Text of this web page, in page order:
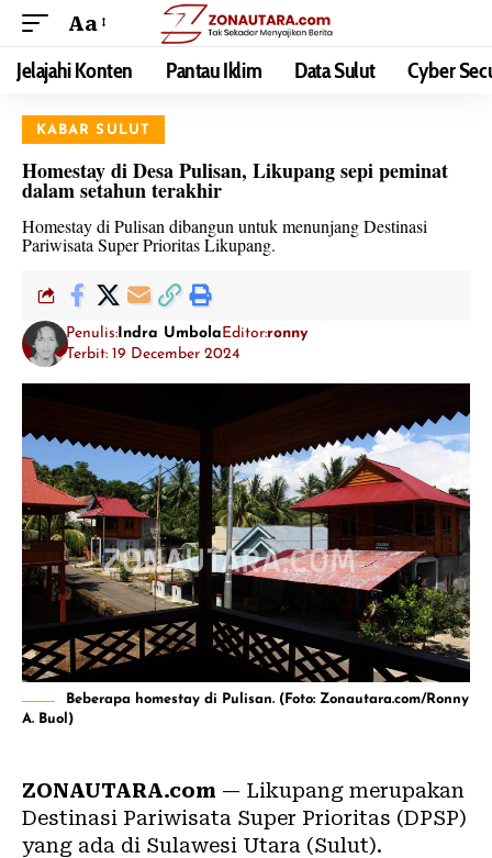
Aa
Jelajahi Konten Pantau Iklim Data Sulut Cyber
KABAR SULUT
Homestay di Desa Pulisan, Likupang sepi peminat
dalam setahun terakhir
Homestay di Pulisan dibangun untuk menunjang Destinasi
Pariwisata Super Prioritas Likupang.
Penulis:Indra UmbolaEditor:ronny
Terbit: 19 December 2024
Beberapa homestay di Pulisan. (Foto: Zonautara.com/Ronny
A. Buol)
ZONAUTARA.com — Likupang merupakan
Destinasi Pariwisata Super Prioritas (DPSP)
yang ada di Sulawesi Utara (Sulut).